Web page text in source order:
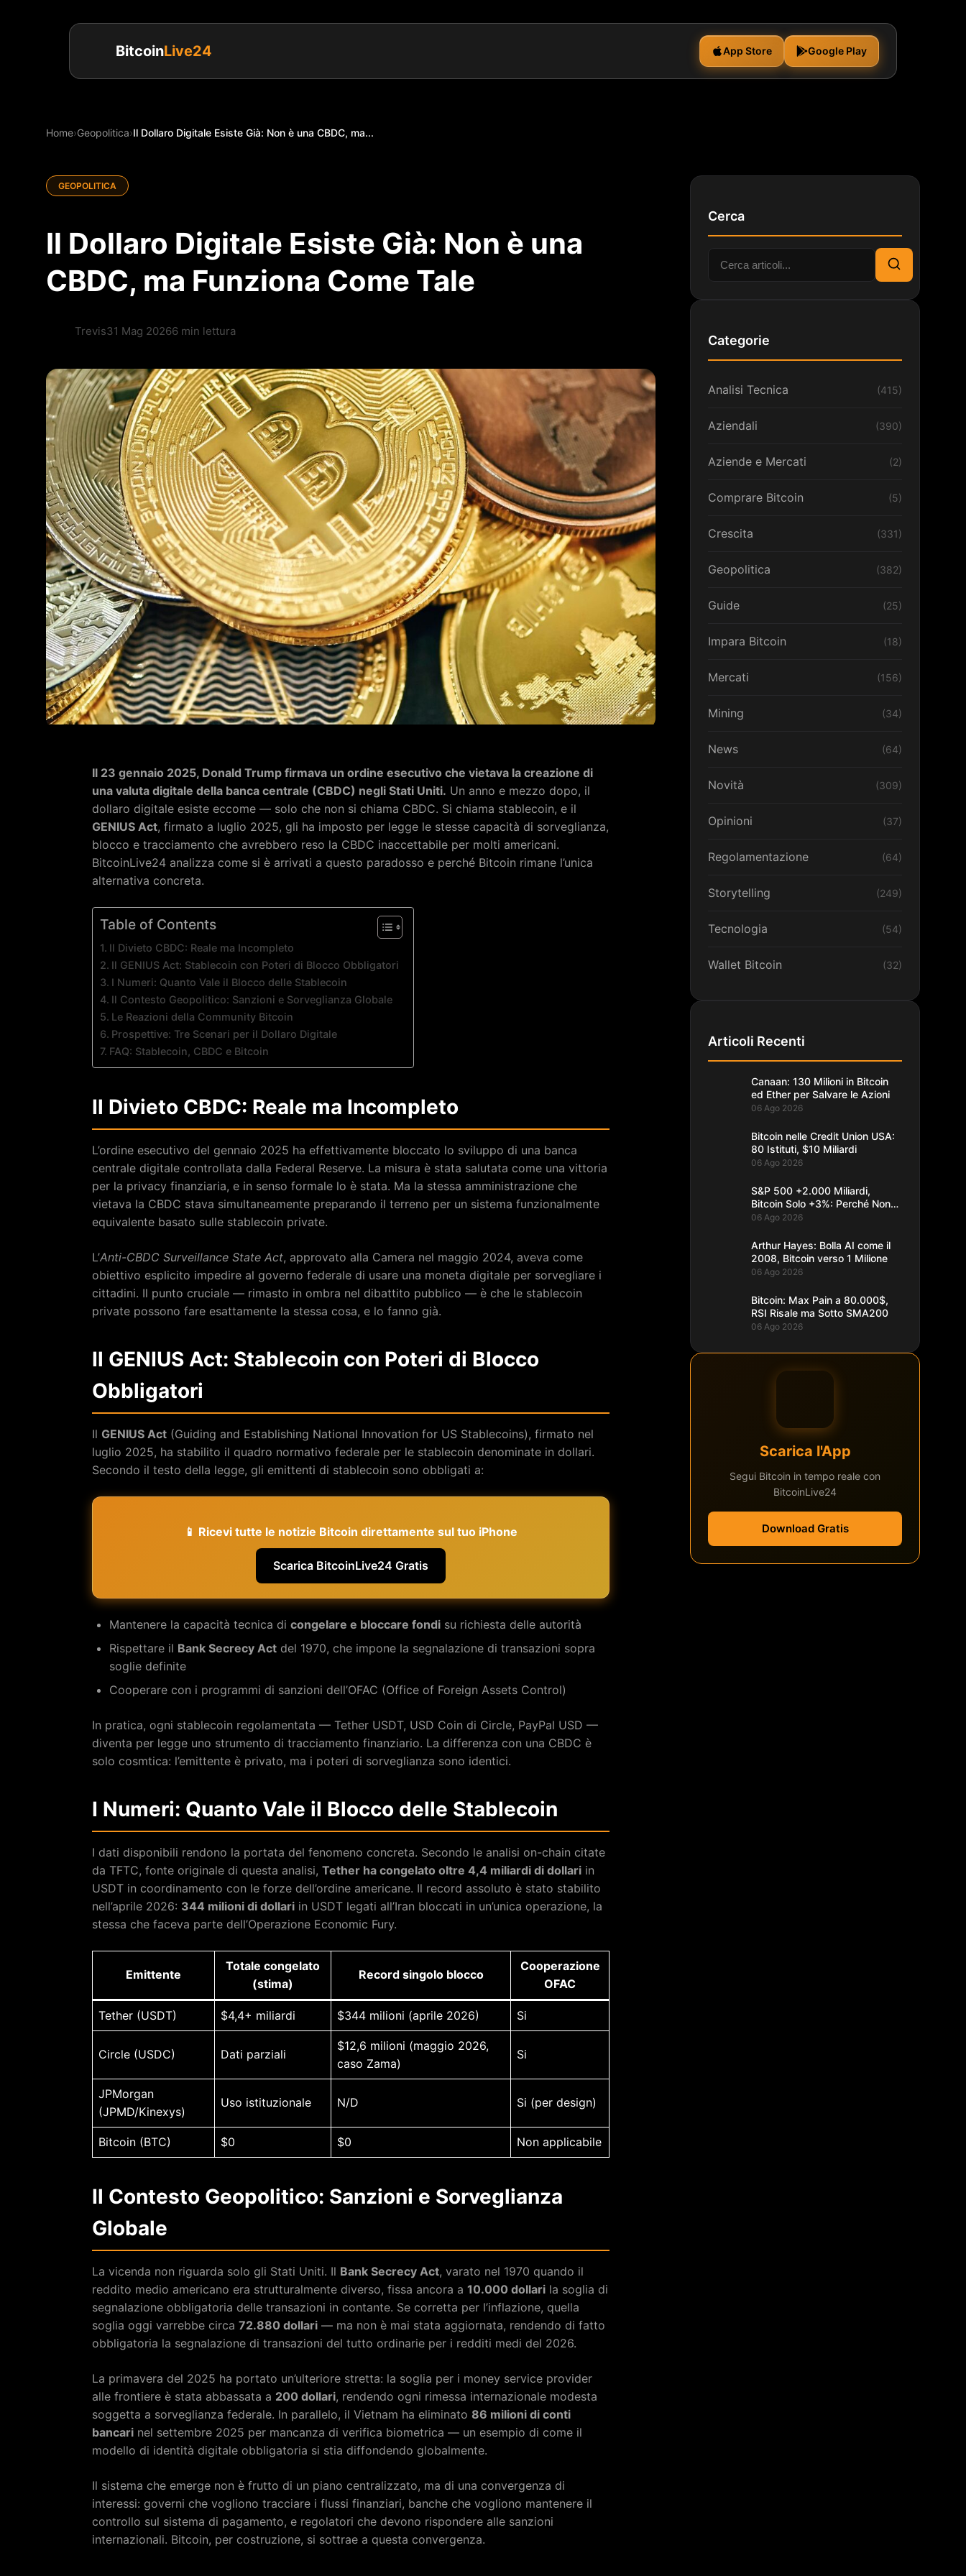
BitcoinLive24 App Store Google Play
Home›Geopolitica›Il Dollaro Digitale Esiste Già: Non è una CBDC, ma...
GEOPOLITICA
Il Dollaro Digitale Esiste Già: Non è una
CBDC, ma Funziona Come Tale
Trevis31 Mag 20266 min lettura
Il 23 gennaio 2025, Donald Trump firmava un ordine esecutivo che vietava la creazione di
una valuta digitale della banca centrale (CBDC) negli Stati Uniti. Un anno e mezzo dopo, il
dollaro digitale esiste eccome — solo che non si chiama CBDC. Si chiama stablecoin, e il
GENIUS Act, firmato a luglio 2025, gli ha imposto per legge le stesse capacità di sorveglianza,
blocco e tracciamento che avrebbero reso la CBDC inaccettabile per molti americani.
BitcoinLive24 analizza come si è arrivati a questo paradosso e perché Bitcoin rimane l’unica
alternativa concreta.
Table of Contents
Il Divieto CBDC: Reale ma Incompleto
Il GENIUS Act: Stablecoin con Poteri di Blocco Obbligatori
I Numeri: Quanto Vale il Blocco delle Stablecoin
Il Contesto Geopolitico: Sanzioni e Sorveglianza Globale
Le Reazioni della Community Bitcoin
Prospettive: Tre Scenari per il Dollaro Digitale
FAQ: Stablecoin, CBDC e Bitcoin
Il Divieto CBDC: Reale ma Incompleto
L’ordine esecutivo del gennaio 2025 ha effettivamente bloccato lo sviluppo di una banca
centrale digitale controllata dalla Federal Reserve. La misura è stata salutata come una vittoria
per la privacy finanziaria, e in senso formale lo è stata. Ma la stessa amministrazione che
vietava la CBDC stava simultaneamente preparando il terreno per un sistema funzionalmente
equivalente basato sulle stablecoin private.
L’Anti-CBDC Surveillance State Act, approvato alla Camera nel maggio 2024, aveva come
obiettivo esplicito impedire al governo federale di usare una moneta digitale per sorvegliare i
cittadini. Il punto cruciale — rimasto in ombra nel dibattito pubblico — è che le stablecoin
private possono fare esattamente la stessa cosa, e lo fanno già.
Il GENIUS Act: Stablecoin con Poteri di Blocco
Obbligatori
Il GENIUS Act (Guiding and Establishing National Innovation for US Stablecoins), firmato nel
luglio 2025, ha stabilito il quadro normativo federale per le stablecoin denominate in dollari.
Secondo il testo della legge, gli emittenti di stablecoin sono obbligati a:
📱 Ricevi tutte le notizie Bitcoin direttamente sul tuo iPhone
Scarica BitcoinLive24 Gratis
Mantenere la capacità tecnica di congelare e bloccare fondi su richiesta delle autorità
Rispettare il Bank Secrecy Act del 1970, che impone la segnalazione di transazioni sopra
soglie definite
Cooperare con i programmi di sanzioni dell’OFAC (Office of Foreign Assets Control)
In pratica, ogni stablecoin regolamentata — Tether USDT, USD Coin di Circle, PayPal USD —
diventa per legge uno strumento di tracciamento finanziario. La differenza con una CBDC è
solo cosmtica: l’emittente è privato, ma i poteri di sorveglianza sono identici.
I Numeri: Quanto Vale il Blocco delle Stablecoin
I dati disponibili rendono la portata del fenomeno concreta. Secondo le analisi on-chain citate
da TFTC, fonte originale di questa analisi, Tether ha congelato oltre 4,4 miliardi di dollari in
USDT in coordinamento con le forze dell’ordine americane. Il record assoluto è stato stabilito
nell’aprile 2026: 344 milioni di dollari in USDT legati all’Iran bloccati in un’unica operazione, la
stessa che faceva parte dell’Operazione Economic Fury.
Emittente
Totale congelato
(stima)
Record singolo blocco
Cooperazione
OFAC
Tether (USDT) $4,4+ miliardi $344 milioni (aprile 2026) Si
Circle (USDC) Dati parziali
$12,6 milioni (maggio 2026,
caso Zama)
Si
JPMorgan
(JPMD/Kinexys)
Uso istituzionale N/D Si (per design)
Bitcoin (BTC) $0 $0 Non applicabile
Il Contesto Geopolitico: Sanzioni e Sorveglianza
Globale
La vicenda non riguarda solo gli Stati Uniti. Il Bank Secrecy Act, varato nel 1970 quando il
reddito medio americano era strutturalmente diverso, fissa ancora a 10.000 dollari la soglia di
segnalazione obbligatoria delle transazioni in contante. Se corretta per l’inflazione, quella
soglia oggi varrebbe circa 72.880 dollari — ma non è mai stata aggiornata, rendendo di fatto
obbligatoria la segnalazione di transazioni del tutto ordinarie per i redditi medi del 2026.
La primavera del 2025 ha portato un’ulteriore stretta: la soglia per i money service provider
alle frontiere è stata abbassata a 200 dollari, rendendo ogni rimessa internazionale modesta
soggetta a sorveglianza federale. In parallelo, il Vietnam ha eliminato 86 milioni di conti
bancari nel settembre 2025 per mancanza di verifica biometrica — un esempio di come il
modello di identità digitale obbligatoria si stia diffondendo globalmente.
Il sistema che emerge non è frutto di un piano centralizzato, ma di una convergenza di
interessi: governi che vogliono tracciare i flussi finanziari, banche che vogliono mantenere il
controllo sul sistema di pagamento, e regolatori che devono rispondere alle sanzioni
internazionali. Bitcoin, per costruzione, si sottrae a questa convergenza.
Cerca
Cerca:
Cerca
Categorie
Analisi Tecnica (415)
Aziendali (390)
Aziende e Mercati (2)
Comprare Bitcoin (5)
Crescita (331)
Geopolitica (382)
Guide (25)
Impara Bitcoin (18)
Mercati (156)
Mining (34)
News (64)
Novità (309)
Opinioni (37)
Regolamentazione (64)
Storytelling (249)
Tecnologia (54)
Wallet Bitcoin (32)
Articoli Recenti
Canaan: 130 Milioni in Bitcoin
ed Ether per Salvare le Azioni
06 Ago 2026
Bitcoin nelle Credit Union USA:
80 Istituti, $10 Miliardi
06 Ago 2026
S&P 500 +2.000 Miliardi,
Bitcoin Solo +3%: Perché Non
Segue
06 Ago 2026
Arthur Hayes: Bolla AI come il
2008, Bitcoin verso 1 Milione
06 Ago 2026
Bitcoin: Max Pain a 80.000$,
RSI Risale ma Sotto SMA200
06 Ago 2026
Scarica l'App
Segui Bitcoin in tempo reale con
BitcoinLive24
Download Gratis